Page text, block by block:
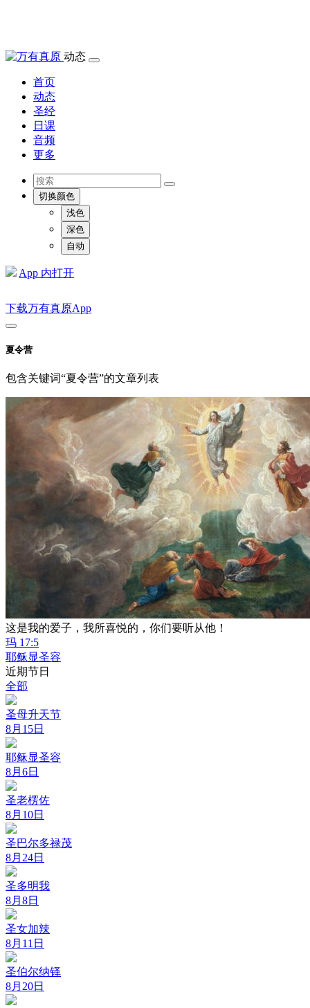
动态
首页
动态
圣经
日课
音频
更多
切换颜色
浅色
深色
自动
App 内打开
下载万有真原App
夏令营
包含关键词“夏令营”的文章列表
这是我的爱子，我所喜悦的，你们要听从他！
玛 17:5
耶稣显圣容
近期节日
全部
圣母升天节
8月15日
耶稣显圣容
8月6日
圣老楞佐
8月10日
圣巴尔多禄茂
8月24日
圣多明我
8月8日
圣女加辣
8月11日
圣伯尔纳铎
8月20日